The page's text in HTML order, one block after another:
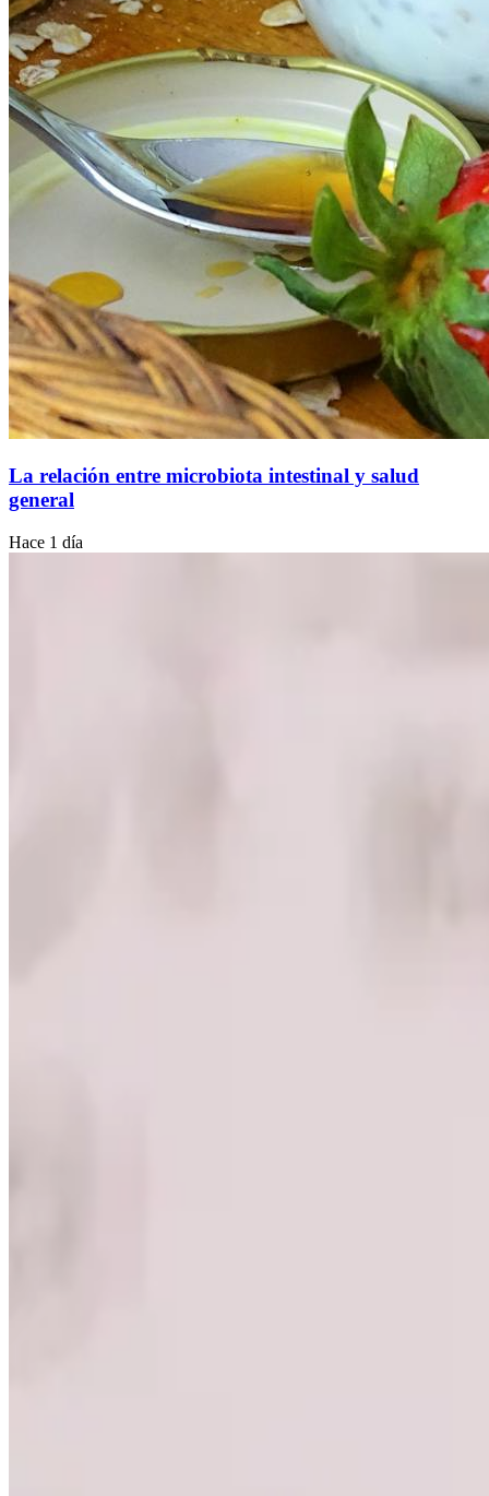
La relación entre microbiota intestinal y salud
general
Hace 1 día